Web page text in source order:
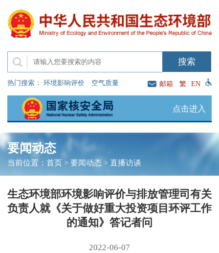
热门搜索： 环境影响评价 空气质量 邮箱 繁 EN
点击进入
要闻动态
当前位置： 首页> 要闻动态 > 直播访谈
生态环境部环境影响评价与排放管理司有关
负责人就《关于做好重大投资项目环评工作
的通知》答记者问
2022-06-07